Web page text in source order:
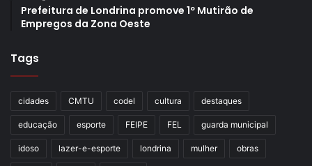
Prefeitura de Londrina promove 1º Mutirão de
Empregos da Zona Oeste
Tags
cidades CMTU codel cultura destaques
educação esporte FEIPE FEL guarda municipal
idoso lazer-e-esporte londrina mulher obras